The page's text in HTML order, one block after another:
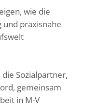
wie die
praxisnahe
Sozialpartner,
gemeinsam
in M-V